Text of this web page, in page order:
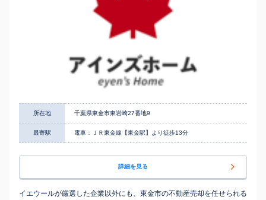
所在地 千葉県東金市東岩崎27番地9
最寄駅 電車：ＪＲ東金線【東金駅】より徒歩13分
詳細を見る
イエウールが厳選した企業以外にも、東金市の不動産売却を任せられる